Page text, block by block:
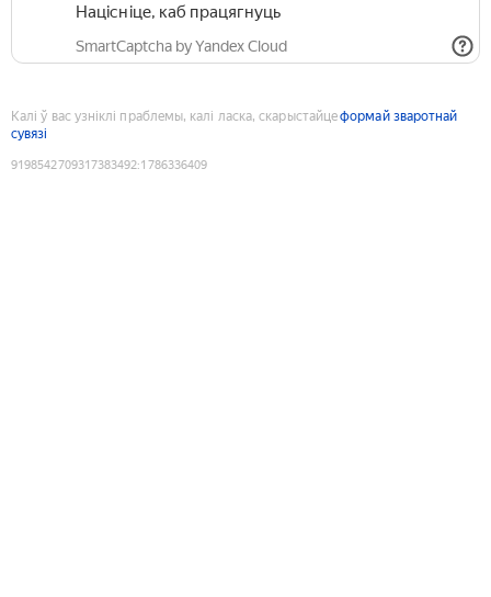
Націсніце, каб працягнуць
SmartCaptcha by Yandex Cloud
Калі ў вас узніклі праблемы, калі ласка, скарыстайцеформай зваротнай
сувязі
9198542709317383492:1786336409